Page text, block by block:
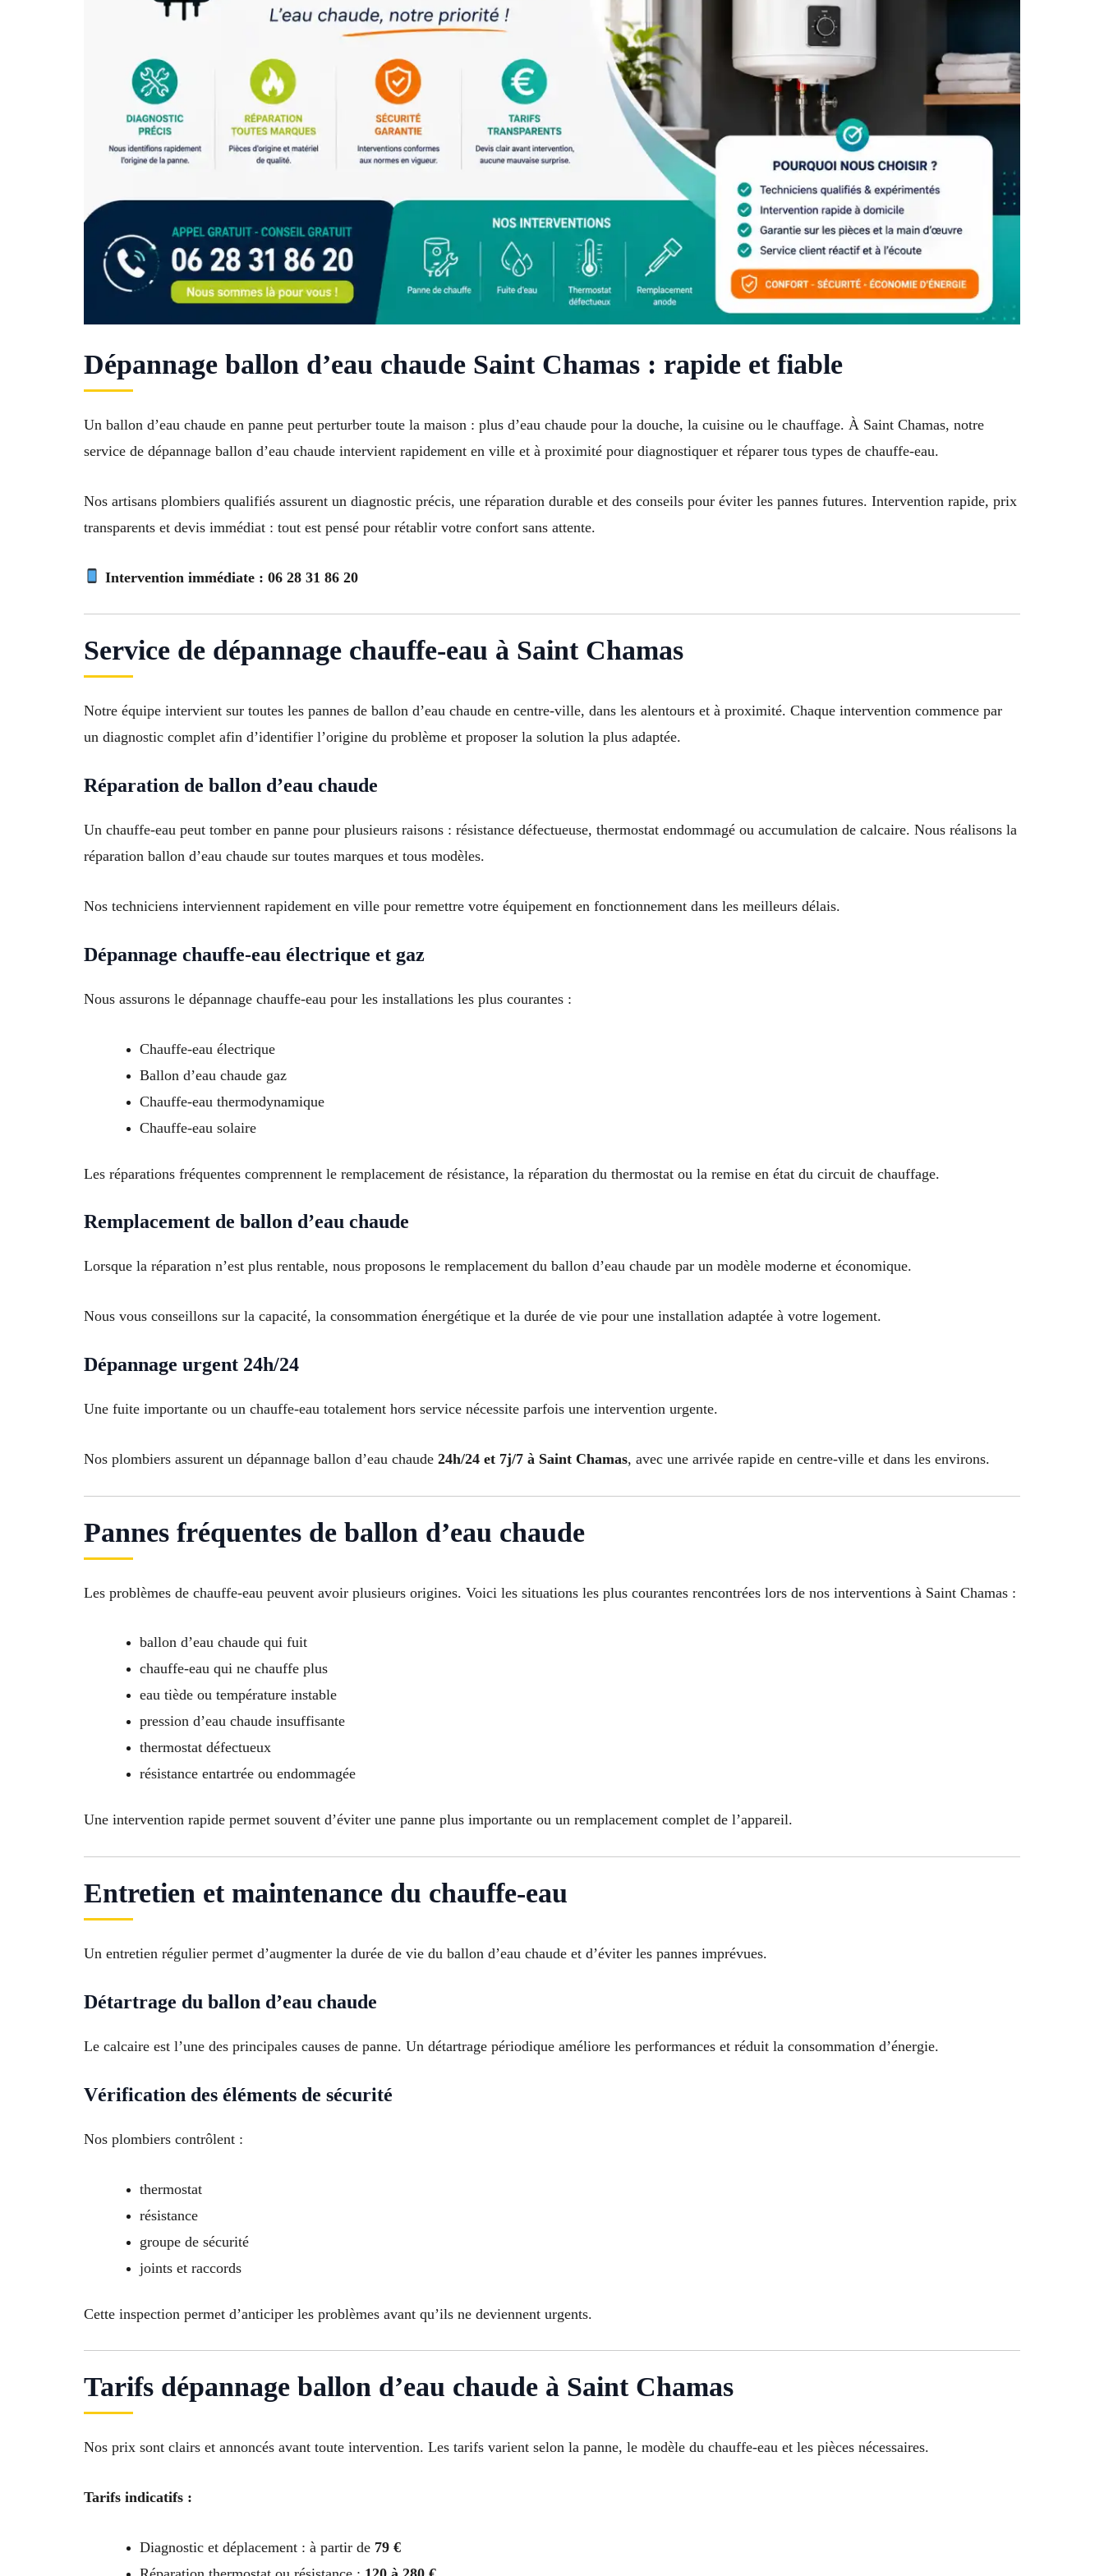
Dépannage ballon d’eau chaude Saint Chamas : rapide et fiable
Un ballon d’eau chaude en panne peut perturber toute la maison : plus d’eau chaude pour la douche, la cuisine ou le chauffage. À Saint Chamas, notre
service de dépannage ballon d’eau chaude intervient rapidement en ville et à proximité pour diagnostiquer et réparer tous types de chauffe-eau.
Nos artisans plombiers qualifiés assurent un diagnostic précis, une réparation durable et des conseils pour éviter les pannes futures. Intervention rapide, prix
transparents et devis immédiat : tout est pensé pour rétablir votre confort sans attente.
Intervention immédiate : 06 28 31 86 20
Service de dépannage chauffe-eau à Saint Chamas
Notre équipe intervient sur toutes les pannes de ballon d’eau chaude en centre-ville, dans les alentours et à proximité. Chaque intervention commence par
un diagnostic complet afin d’identifier l’origine du problème et proposer la solution la plus adaptée.
Réparation de ballon d’eau chaude
Un chauffe-eau peut tomber en panne pour plusieurs raisons : résistance défectueuse, thermostat endommagé ou accumulation de calcaire. Nous réalisons la
réparation ballon d’eau chaude sur toutes marques et tous modèles.
Nos techniciens interviennent rapidement en ville pour remettre votre équipement en fonctionnement dans les meilleurs délais.
Dépannage chauffe-eau électrique et gaz
Nous assurons le dépannage chauffe-eau pour les installations les plus courantes :
Chauffe-eau électrique
Ballon d’eau chaude gaz
Chauffe-eau thermodynamique
Chauffe-eau solaire
Les réparations fréquentes comprennent le remplacement de résistance, la réparation du thermostat ou la remise en état du circuit de chauffage.
Remplacement de ballon d’eau chaude
Lorsque la réparation n’est plus rentable, nous proposons le remplacement du ballon d’eau chaude par un modèle moderne et économique.
Nous vous conseillons sur la capacité, la consommation énergétique et la durée de vie pour une installation adaptée à votre logement.
Dépannage urgent 24h/24
Une fuite importante ou un chauffe-eau totalement hors service nécessite parfois une intervention urgente.
Nos plombiers assurent un dépannage ballon d’eau chaude 24h/24 et 7j/7 à Saint Chamas, avec une arrivée rapide en centre-ville et dans les environs.
Pannes fréquentes de ballon d’eau chaude
Les problèmes de chauffe-eau peuvent avoir plusieurs origines. Voici les situations les plus courantes rencontrées lors de nos interventions à Saint Chamas :
ballon d’eau chaude qui fuit
chauffe-eau qui ne chauffe plus
eau tiède ou température instable
pression d’eau chaude insuffisante
thermostat défectueux
résistance entartrée ou endommagée
Une intervention rapide permet souvent d’éviter une panne plus importante ou un remplacement complet de l’appareil.
Entretien et maintenance du chauffe-eau
Un entretien régulier permet d’augmenter la durée de vie du ballon d’eau chaude et d’éviter les pannes imprévues.
Détartrage du ballon d’eau chaude
Le calcaire est l’une des principales causes de panne. Un détartrage périodique améliore les performances et réduit la consommation d’énergie.
Vérification des éléments de sécurité
Nos plombiers contrôlent :
thermostat
résistance
groupe de sécurité
joints et raccords
Cette inspection permet d’anticiper les problèmes avant qu’ils ne deviennent urgents.
Tarifs dépannage ballon d’eau chaude à Saint Chamas
Nos prix sont clairs et annoncés avant toute intervention. Les tarifs varient selon la panne, le modèle du chauffe-eau et les pièces nécessaires.
Tarifs indicatifs :
Diagnostic et déplacement : à partir de 79 €